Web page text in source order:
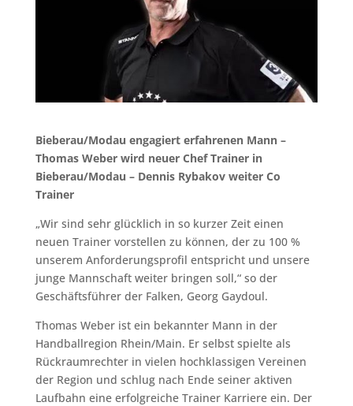
Bieberau/Modau engagiert erfahrenen Mann –
Thomas Weber wird neuer Chef Trainer in
Bieberau/Modau – Dennis Rybakov weiter Co
Trainer
„Wir sind sehr glücklich in so kurzer Zeit einen
neuen Trainer vorstellen zu können, der zu 100 %
unserem Anforderungsprofil entspricht und unsere
junge Mannschaft weiter bringen soll,“ so der
Geschäftsführer der Falken, Georg Gaydoul.
Thomas Weber ist ein bekannter Mann in der
Handballregion Rhein/Main. Er selbst spielte als
Rückraumrechter in vielen hochklassigen Vereinen
der Region und schlug nach Ende seiner aktiven
Laufbahn eine erfolgreiche Trainer Karriere ein. Der